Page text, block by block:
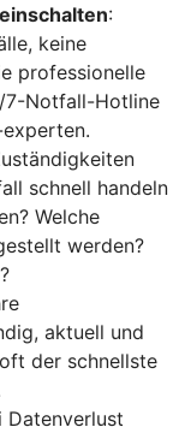
:
keine
professionelle
7-Notfall-Hotline
schnell handeln
Welche
werden?
aktuell und
der schnellste
Datenverlust